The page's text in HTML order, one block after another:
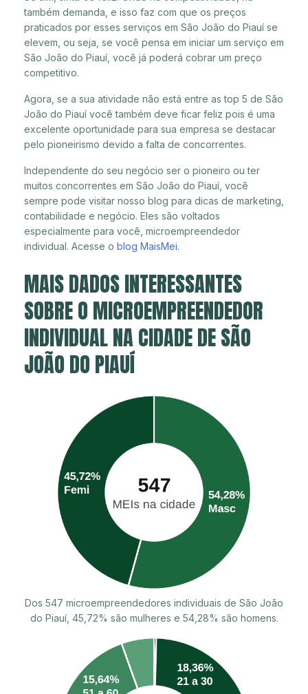
também demanda, e isso faz com que os preços
praticados por esses serviços em São João do Piauí se
elevem, ou seja, se você pensa em iniciar um serviço em
São João do Piauí, você já poderá cobrar um preço
competitivo.
Agora, se a sua atividade não está entre as top 5 de São
João do Piauí você também deve ficar feliz pois é uma
excelente oportunidade para sua empresa se destacar
pelo pioneirismo devido a falta de concorrentes.
Independente do seu negócio ser o pioneiro ou ter
muitos concorrentes em São João do Piauí, você
sempre pode visitar nosso blog para dicas de marketing,
contabilidade e negócio. Eles são voltados
especialmente para você, microempreendedor
individual. Acesse o blog MaisMei.
MAIS DADOS INTERESSANTES
SOBRE O MICROEMPREENDEDOR
INDIVIDUAL NA CIDADE DE SÃO
JOÃO DO PIAUÍ
Dos 547 microempreendedores individuais de São João
do Piauí, 45,72% são mulheres e 54,28% são homens.